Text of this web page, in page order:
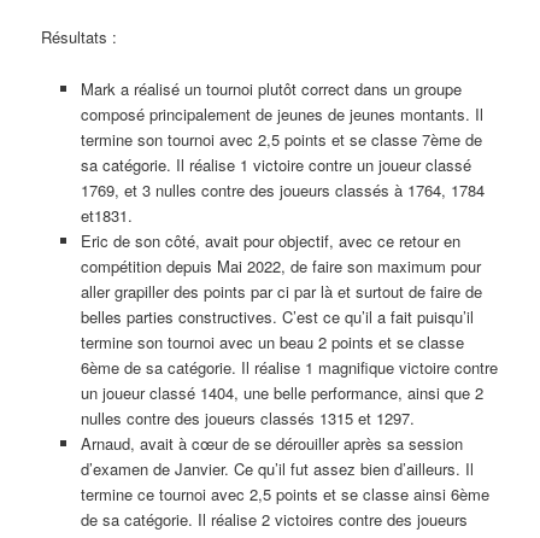
Résultats :
Mark a réalisé un tournoi plutôt correct dans un groupe
composé principalement de jeunes de jeunes montants. Il
termine son tournoi avec 2,5 points et se classe 7ème de
sa catégorie. Il réalise 1 victoire contre un joueur classé
1769, et 3 nulles contre des joueurs classés à 1764, 1784
et1831.
Eric de son côté, avait pour objectif, avec ce retour en
compétition depuis Mai 2022, de faire son maximum pour
aller grapiller des points par ci par là et surtout de faire de
belles parties constructives. C’est ce qu’il a fait puisqu’il
termine son tournoi avec un beau 2 points et se classe
6ème de sa catégorie. Il réalise 1 magnifique victoire contre
un joueur classé 1404, une belle performance, ainsi que 2
nulles contre des joueurs classés 1315 et 1297.
Arnaud, avait à cœur de se dérouiller après sa session
d’examen de Janvier. Ce qu’il fut assez bien d’ailleurs. Il
termine ce tournoi avec 2,5 points et se classe ainsi 6ème
de sa catégorie. Il réalise 2 victoires contre des joueurs